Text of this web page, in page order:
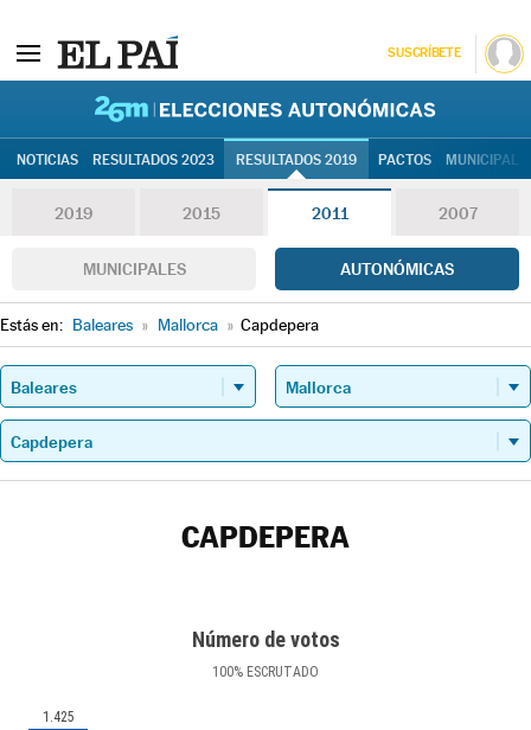
SUSCRÍBETE
NOTICIAS RESULTADOS 2023 RESULTADOS 2019 PACTOS
2019 2015 2011 2007
MUNICIPALES AUTONÓMICAS
Estás en: Baleares » Mallorca » Capdepera
CAPDEPERA
Número de votos
100% ESCRUTADO
1.425